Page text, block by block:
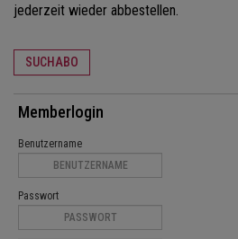
jederzeit wieder abbestellen.
SUCHABO
Memberlogin
Benutzername
Passwort